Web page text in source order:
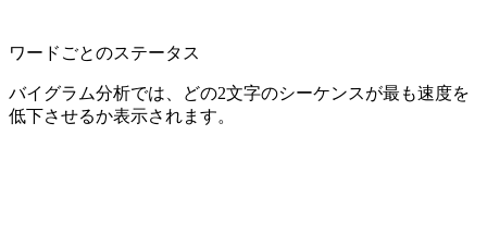
ワードごとのステータス
バイグラム分析では、どの2文字のシーケンスが最も速度を
低下させるか表示されます。